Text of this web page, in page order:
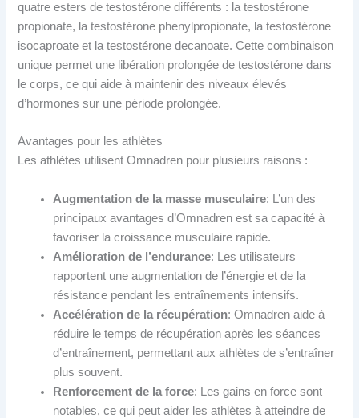
quatre esters de testostérone différents : la testostérone
propionate, la testostérone phenylpropionate, la testostérone
isocaproate et la testostérone decanoate. Cette combinaison
unique permet une libération prolongée de testostérone dans
le corps, ce qui aide à maintenir des niveaux élevés
d’hormones sur une période prolongée.
Avantages pour les athlètes
Les athlètes utilisent Omnadren pour plusieurs raisons :
Augmentation de la masse musculaire: L’un des
principaux avantages d’Omnadren est sa capacité à
favoriser la croissance musculaire rapide.
Amélioration de l’endurance: Les utilisateurs
rapportent une augmentation de l’énergie et de la
résistance pendant les entraînements intensifs.
Accélération de la récupération: Omnadren aide à
réduire le temps de récupération après les séances
d’entraînement, permettant aux athlètes de s’entraîner
plus souvent.
Renforcement de la force: Les gains en force sont
notables, ce qui peut aider les athlètes à atteindre de